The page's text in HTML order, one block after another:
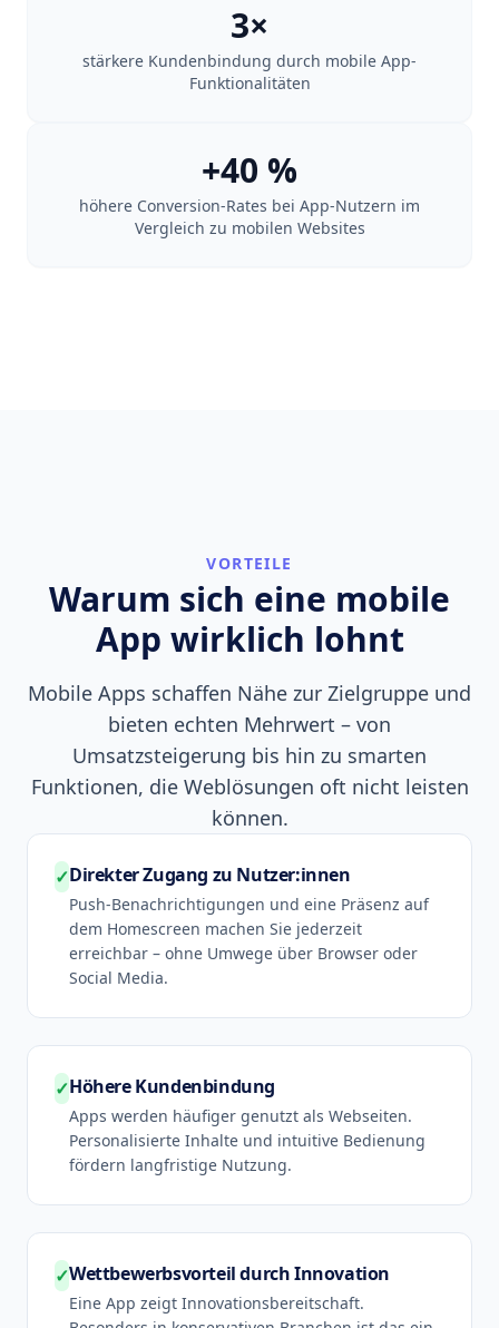
3×
stärkere Kundenbindung durch mobile App-
Funktionalitäten
+40 %
höhere Conversion-Rates bei App-Nutzern im
Vergleich zu mobilen Websites
VORTEILE
Warum sich eine mobile
App wirklich lohnt
Mobile Apps schaffen Nähe zur Zielgruppe und
bieten echten Mehrwert – von
Umsatzsteigerung bis hin zu smarten
Funktionen, die Weblösungen oft nicht leisten
können.
✓Direkter Zugang zu Nutzer:innen
Push-Benachrichtigungen und eine Präsenz auf
dem Homescreen machen Sie jederzeit
erreichbar – ohne Umwege über Browser oder
Social Media.
✓Höhere Kundenbindung
Apps werden häufiger genutzt als Webseiten.
Personalisierte Inhalte und intuitive Bedienung
fördern langfristige Nutzung.
✓Wettbewerbsvorteil durch Innovation
Eine App zeigt Innovationsbereitschaft.